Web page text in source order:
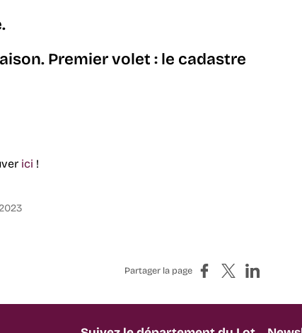
Premier volet : le cadastre
ici !
Partager la page Partager sur Facebook
Partager sur X
Partager sur